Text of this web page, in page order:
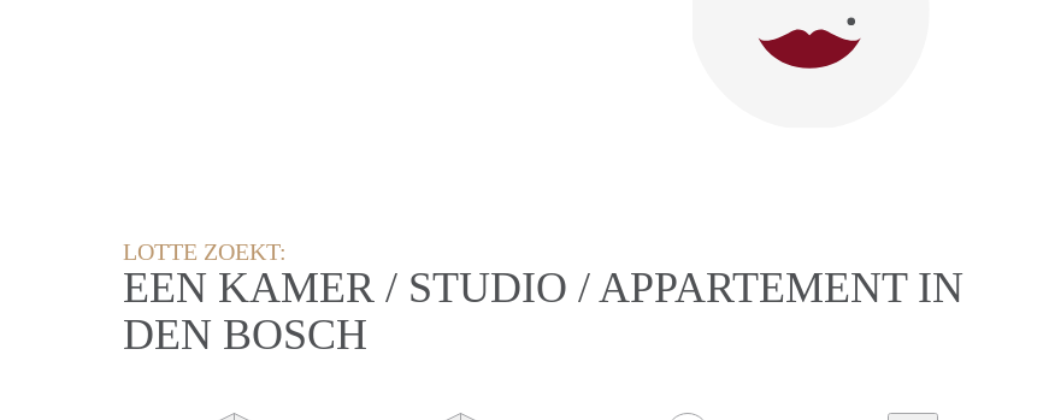
LOTTE ZOEKT:
EEN KAMER / STUDIO / APPARTEMENT IN
DEN BOSCH